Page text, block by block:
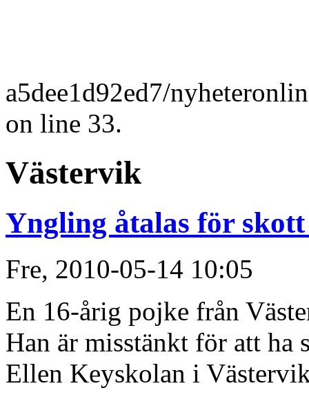
a5dee1d92ed7/
on line 33.
Västervik
Yngling åtalas för
Fre, 2010-05-14 10:05
En 16-årig pojke från
Han är misstänkt för att
Ellen Keyskolan i